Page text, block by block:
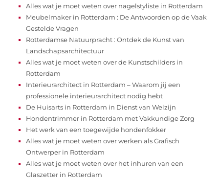
Alles wat je moet weten over nagelstyliste in Rotterdam
Meubelmaker in Rotterdam : De Antwoorden op de Vaak
Gestelde Vragen
Rotterdamse Natuurpracht : Ontdek de Kunst van
Landschapsarchitectuur
Alles wat je moet weten over de Kunstschilders in
Rotterdam
Interieurarchitect in Rotterdam – Waarom jij een
professionele interieurarchitect nodig hebt
De Huisarts in Rotterdam in Dienst van Welzijn
Hondentrimmer in Rotterdam met Vakkundige Zorg
Het werk van een toegewijde hondenfokker
Alles wat je moet weten over werken als Grafisch
Ontwerper in Rotterdam
Alles wat je moet weten over het inhuren van een
Glaszetter in Rotterdam